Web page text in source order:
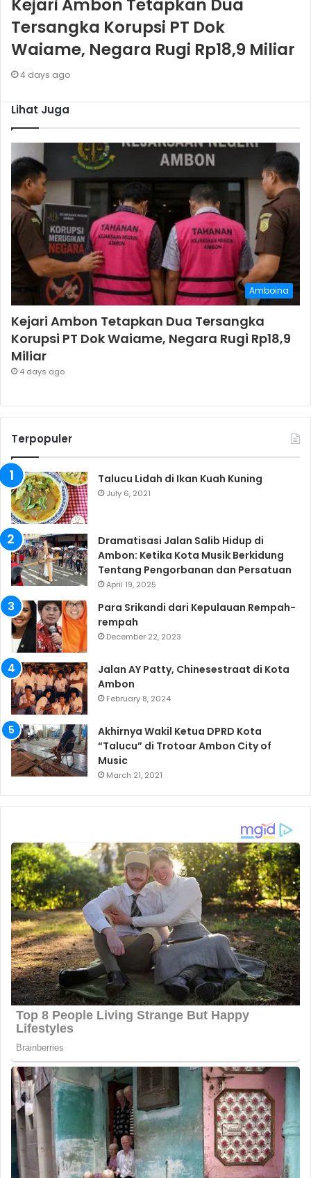
Kejari Ambon Tetapkan Dua
Tersangka Korupsi PT Dok
Waiame, Negara Rugi Rp18,9 Miliar
4 days ago
Lihat Juga
Amboina
Kejari Ambon Tetapkan Dua Tersangka
Korupsi PT Dok Waiame, Negara Rugi Rp18,9
Miliar
4 days ago
Terpopuler
Talucu Lidah di Ikan Kuah Kuning
July 6, 2021
Dramatisasi Jalan Salib Hidup di
Ambon: Ketika Kota Musik Berkidung
Tentang Pengorbanan dan Persatuan
April 19, 2025
Para Srikandi dari Kepulauan Rempah-
rempah
December 22, 2023
Jalan AY Patty, Chinesestraat di Kota
Ambon
February 8, 2024
Akhirnya Wakil Ketua DPRD Kota
“Talucu” di Trotoar Ambon City of
Music
March 21, 2021